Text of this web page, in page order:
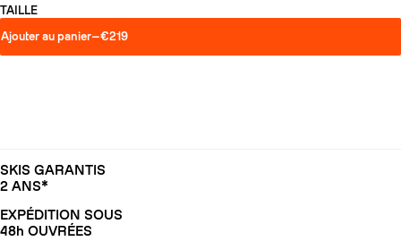
TAILLE
Ajouter au panier—€219
SKIS GARANTIS
2 ANS*
EXPÉDITION SOUS
48h OUVRÉES